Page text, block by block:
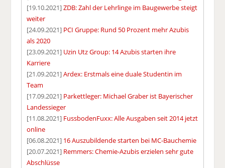
[19.10.2021]ZDB: Zahl der Lehrlinge im Baugewerbe steigt
weiter
[24.09.2021] PCI Gruppe: Rund 50 Prozent mehr Azubis
als 2020
[23.09.2021] Uzin Utz Group: 14 Azubis starten ihre
Karriere
[21.09.2021]Ardex: Erstmals eine duale Studentin im
Team
[17.09.2021] Parkettleger: Michael Graber ist Bayerischer
Landessieger
[11.08.2021] FussbodenFuxx: Alle Ausgaben seit 2014 jetzt
online
[06.08.2021] 16 Auszubildende starten bei MC-Bauchemie
[20.07.2021] Remmers: Chemie-Azubis erzielen sehr gute
Abschlüsse